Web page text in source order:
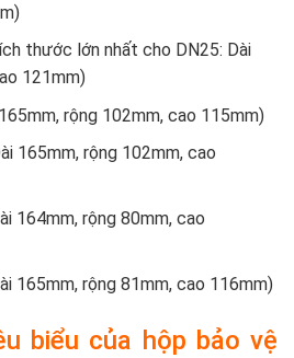
thước lớn nhất cho DN25: Dài
121mm)
rộng 102mm, cao 115mm)
165mm, rộng 102mm, cao
164mm, rộng 80mm, cao
165mm, rộng 81mm, cao 116mm)
biểu của hộp bảo vệ